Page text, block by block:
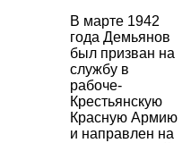
В марте 1942
года Демьянов
был призван на
службу в
рабоче-
Крестьянскую
Красную Армию
и направлен на